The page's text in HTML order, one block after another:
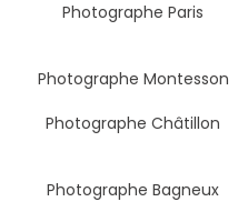
Photographe Paris
Photographe Montesson
Photographe Châtillon
Photographe Bagneux